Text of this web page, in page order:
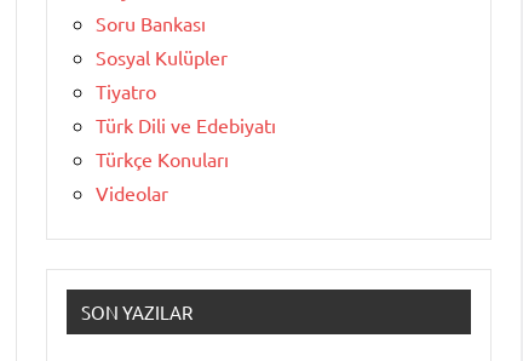
Soru Bankası
Sosyal Kulüpler
Tiyatro
Türk Dili ve Edebiyatı
Türkçe Konuları
Videolar
SON YAZILAR